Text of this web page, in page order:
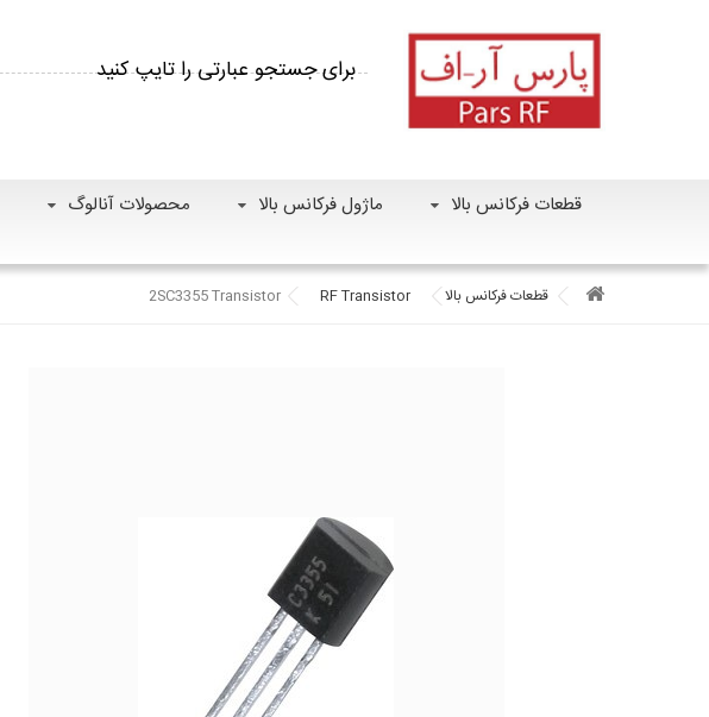
قطعات فرکانس بالا ماژول فرکانس بالا محصولات آنالوگ
قطعات فرکانس بالا RF Transistor
2SC3355 Transistor